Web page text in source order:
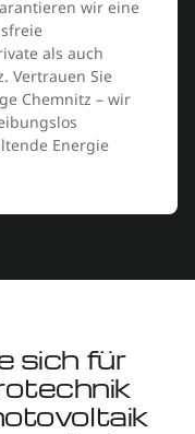
wir eine
als auch
Vertrauen Sie
Chemnitz – wir
Energie
sich für